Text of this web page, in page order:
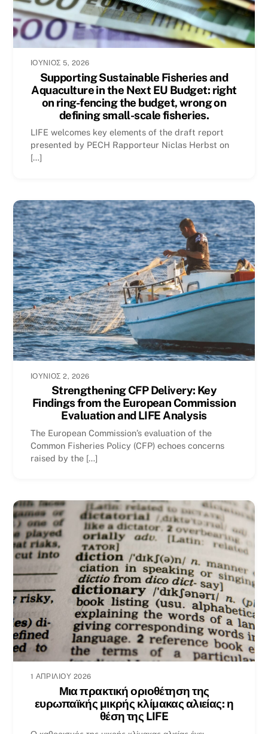
ΙΟΎΝΙΟΣ 5, 2026
Supporting Sustainable Fisheries and
Aquaculture in the Next EU Budget: right
on ring-fencing the budget, wrong on
defining small-scale fisheries.
LIFE welcomes key elements of the draft report
presented by PECH Rapporteur Niclas Herbst on
[…]
ΙΟΎΝΙΟΣ 2, 2026
Strengthening CFP Delivery: Key
Findings from the European Commission
Evaluation and LIFE Analysis
The European Commission’s evaluation of the
Common Fisheries Policy (CFP) echoes concerns
raised by the […]
1 ΑΠΡΙΛΊΟΥ 2026
Μια πρακτική οριοθέτηση της
ευρωπαϊκής μικρής κλίμακας αλιείας: η
θέση της LIFE